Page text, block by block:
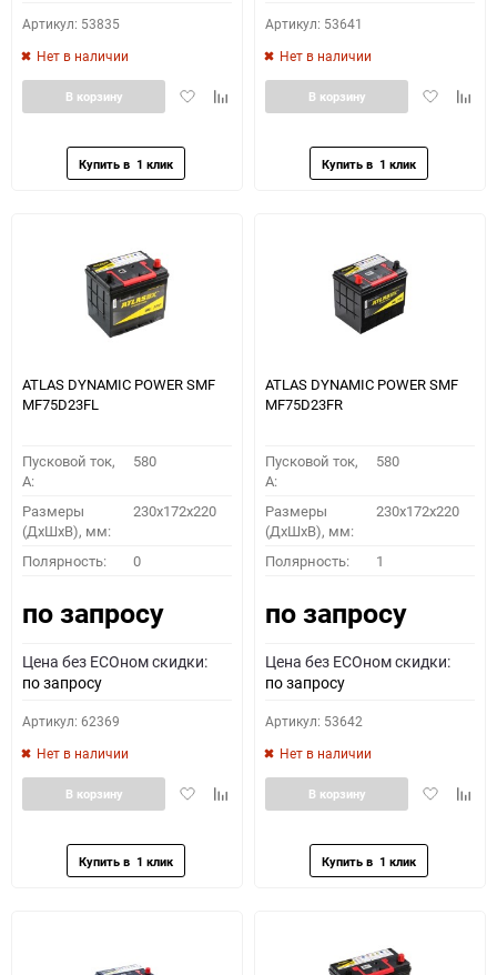
Артикул: 53835
Нет в наличии
ДобавитьДобавить
В корзину
Артикул: 53641
Нет в наличии
Добавить
В корзину
ATLAS DYNAMIC POWER SMF
MF75D23FL
Пусковой ток,
A:
580
Размеры
(ДхШхВ), мм:
230x172x220
Полярность: 0
по запросу
Цена без ECOном скидки:
по запросу
Артикул: 62369
Нет в наличии
ДобавитьДобавить
В корзину
ATLAS DYNAMIC POWER SMF
MF75D23FR
Пусковой ток,
A:
580
Размеры
(ДхШхВ), мм:
230x172x220
Полярность: 1
по запросу
Цена без ECOном скидки:
по запросу
Артикул: 53642
Нет в наличии
Добавить
В корзину